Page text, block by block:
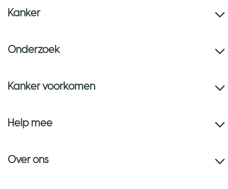
Kanker
Onderzoek
Kanker voorkomen
Help mee
Over ons